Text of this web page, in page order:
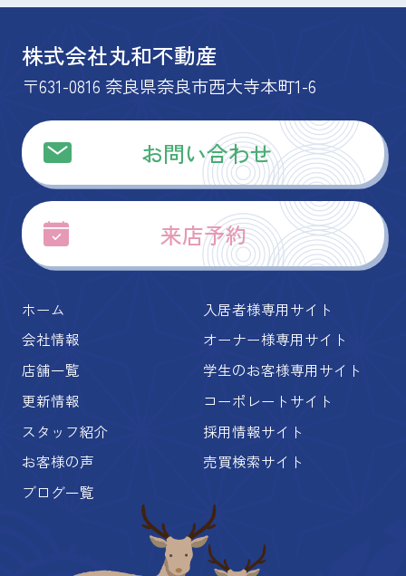
株式会社丸和不動産
〒631-0816 奈良県奈良市西大寺本町1-6
お問い合わせ
来店予約
ホーム
会社情報
店舗一覧
更新情報
スタッフ紹介
お客様の声
ブログ一覧
入居者様専用サイト
オーナー様専用サイト
学生のお客様専用サイト
コーポレートサイト
採用情報サイト
売買検索サイト